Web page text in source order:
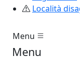
Località
Menu
Menu